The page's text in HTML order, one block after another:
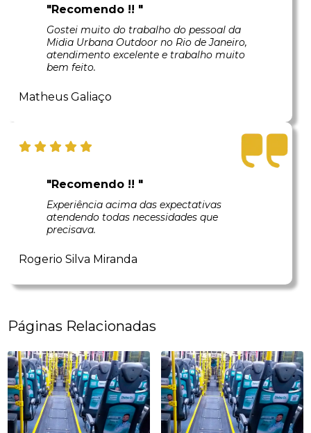
"Recomendo !! "
Gostei muito do trabalho do pessoal da
Midia Urbana Outdoor no Rio de Janeiro,
atendimento excelente e trabalho muito
bem feito.
Matheus Galiaço
"Recomendo !! "
Experiência acima das expectativas
atendendo todas necessidades que
precisava.
Rogerio Silva Miranda
Páginas Relacionadas